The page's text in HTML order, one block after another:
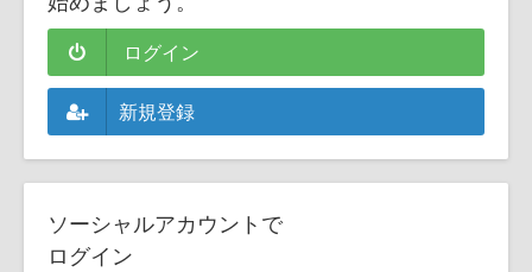
ログイン
新規登録
ソーシャルアカウントで
ログイン